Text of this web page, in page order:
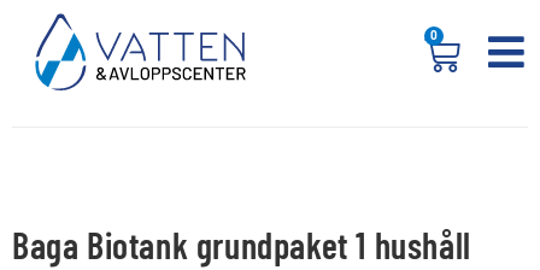
0
Baga Biotank grundpaket 1 hushåll